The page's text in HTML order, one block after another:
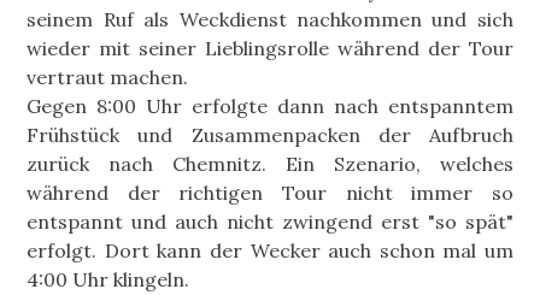
seinem Ruf als Weckdienst nachkommen und sich
wieder mit seiner Lieblingsrolle während der Tour
vertraut machen.
Gegen 8:00 Uhr erfolgte dann nach entspanntem
Frühstück und Zusammenpacken der Aufbruch
zurück nach Chemnitz. Ein Szenario, welches
während der richtigen Tour nicht immer so
entspannt und auch nicht zwingend erst "so spät"
erfolgt. Dort kann der Wecker auch schon mal um
4:00 Uhr klingeln.